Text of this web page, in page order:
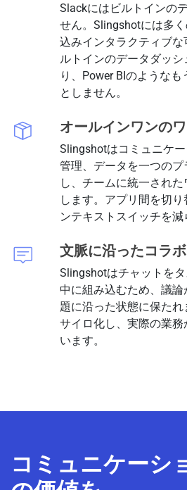
Slackにはビルトインの
せん。Slingshotには多
込みインタラクティブ
ルトインのデータダッ
り、Power BIのような
としません。
オールインワンの
Slingshotはコミュニケ
管理、データを一つの
し、チームに統一され
します。アプリ間を切
ンテキストスイッチを減
文脈に沿ったコラ
Slingshotはチャットを
中に組み込むため、議
題に沿った状態に保た
サイロ化し、実際の業務
います。
コミュニケーシ